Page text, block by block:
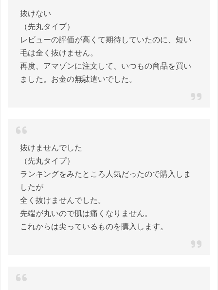
抜けない
（先丸タイプ）
レビューの評価が高くて期待していたのに、短い
毛は全く抜けません。
再度、アマゾンに注文して、いつもの商品を買い
ました。お金の無駄遣いでした。
抜けませんでした
（先丸タイプ）
ランキングをみたところ人気だったので購入しま
したが
全く抜けませんでした。
先端が丸いので肌は痛くなりません。
これからは尖っているものを購入します。